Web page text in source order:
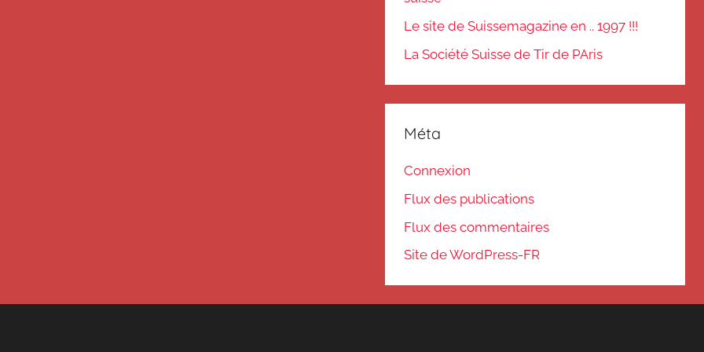
Le site de Suissemagazine en .. 1997 !!!
La Société Suisse de Tir de PAris
Méta
Connexion
Flux des publications
Flux des commentaires
Site de WordPress-FR